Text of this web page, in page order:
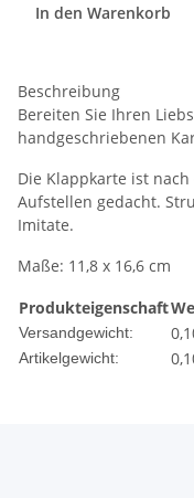
In den Warenkorb
Beschreibung
Bereiten Sie Ihren
handgeschriebenen
Die Klappkarte ist
Aufstellen gedacht.
Imitate.
Maße: 11,8 x 16,6 cm
Produkteigenschaft
Versandgewicht:
Artikelgewicht: